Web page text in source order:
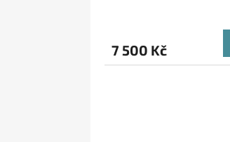
7 500 Kč